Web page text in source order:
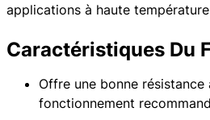
applications à haute
Caractéristiques Du
Offre une bonne
fonctionnement